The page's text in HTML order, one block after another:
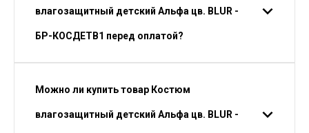
влагозащитный детский Альфа цв. BLUR -
БР-КОСДЕТВ1 перед оплатой?
Можно ли купить товар Костюм
влагозащитный детский Альфа цв. BLUR -